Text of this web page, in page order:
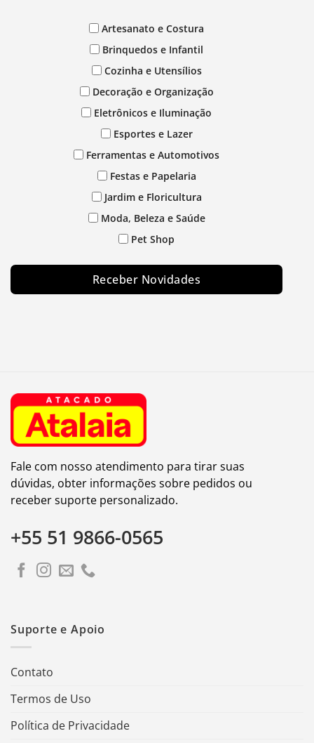
Artesanato e Costura
Brinquedos e Infantil
Cozinha e Utensílios
Decoração e Organização
Eletrônicos e Iluminação
Esportes e Lazer
Ferramentas e Automotivos
Festas e Papelaria
Jardim e Floricultura
Moda, Beleza e Saúde
Pet Shop
Receber Novidades
Fale com nosso atendimento para tirar suas
dúvidas, obter informações sobre pedidos ou
receber suporte personalizado.
+55 51 9866-0565
Suporte e Apoio
Contato
Termos de Uso
Política de Privacidade